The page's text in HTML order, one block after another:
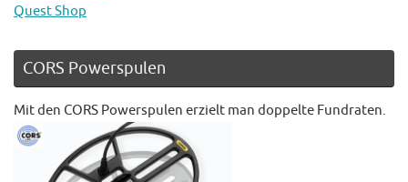
Quest Shop
CORS Powerspulen
Mit den CORS Powerspulen erzielt man doppelte Fundraten.